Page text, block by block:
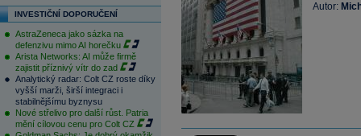
INVESTIČNÍ DOPORUČENÍ
AstraZeneca jako sázka na
defenzivu mimo AI horečku
Arista Networks: AI může firmě
zajistit příznivý vítr do zad
Analytický radar: Colt CZ roste díky
vyšší marži, širší integraci i
stabilnějšímu byznysu
Nové střelivo pro další růst. Patria
mění cílovou cenu pro Colt CZ
Autor: